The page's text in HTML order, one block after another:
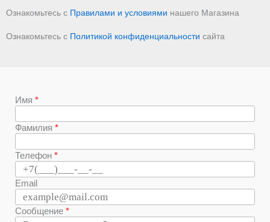
Ознакомьтесь с Правилами и условиями нашего Магазина
Ознакомьтесь с Политикой конфиденциальности сайта
Имя
Фамилия
Телефон
Email
Сообщение